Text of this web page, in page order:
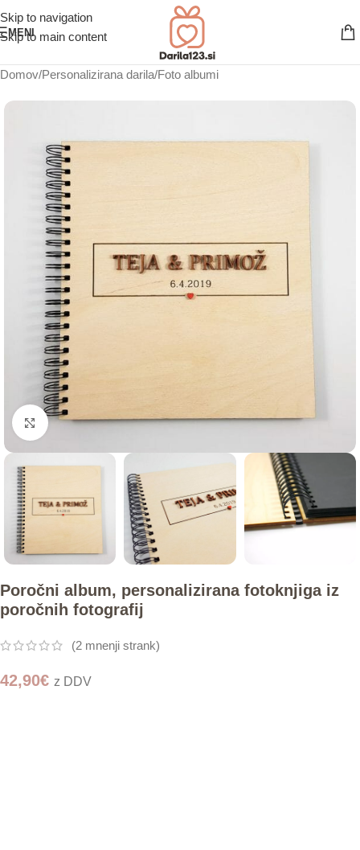
Skip to navigation
Skip to main content
MENI
Domov/Personalizirana darila/Foto albumi
Click to enlarge
Poročni album, personalizirana fotoknjiga iz
poročnih fotografij
(2 mnenji strank)
42,90€ z DDV